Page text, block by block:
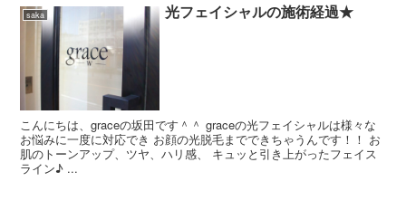
saka 光フェイシャルの施術経過★
こんにちは、graceの坂田です＾＾ graceの光フェイシャルは様々な
お悩みに一度に対応でき お顔の光脱毛までできちゃうんです！！ お
肌のトーンアップ、ツヤ、ハリ感、 キュッと引き上がったフェイス
ライン♪ ...